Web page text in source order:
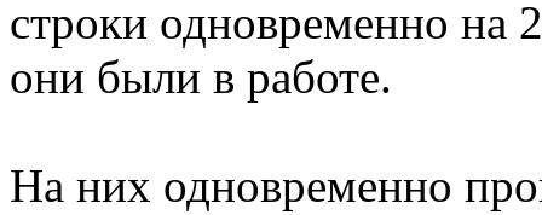
строки одновременно на
они были в работе.
На них одновременно